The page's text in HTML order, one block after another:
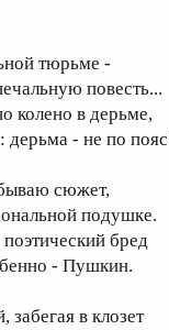
тюрьме -
повесть...
колено в дерьме,
дерьма - не по
сюжет,
подушке.
бред
- Пушкин.
в клозет